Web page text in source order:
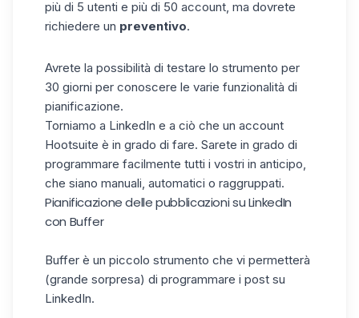
più di 5 utenti e più di 50 account, ma dovrete
richiedere un preventivo.
Avrete la possibilità di testare lo strumento per
30 giorni per conoscere le varie funzionalità di
pianificazione.
Torniamo a LinkedIn e a ciò che un account
Hootsuite è in grado di fare. Sarete in grado di
programmare facilmente tutti i vostri in anticipo,
che siano manuali, automatici o raggruppati.
Pianificazione delle pubblicazioni su LinkedIn
con Buffer
Buffer è un piccolo strumento che vi permetterà
(grande sorpresa) di programmare i post su
LinkedIn.